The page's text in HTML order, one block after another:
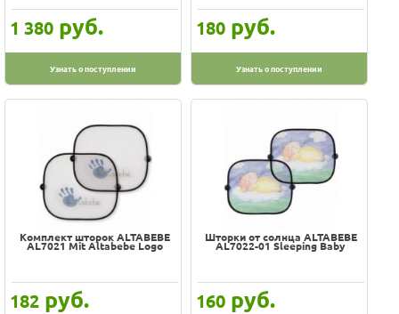
1 380 руб.
Узнать о поступлении
180 руб.
Узнать о поступлении
Комплект шторок ALTABEBE
AL7021 Mit Altabebe Logo
182 руб.
Шторки от солнца ALTABEBE
AL7022-01 Sleeping Baby
160 руб.